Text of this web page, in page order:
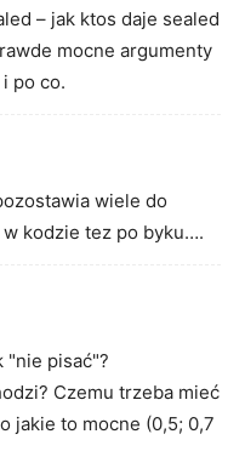
– jak ktos daje sealed
mocne argumenty
po co.
wiele do
kodzie tez po byku….
"nie pisać"?
Czemu trzeba mieć
jakie to mocne (0,5; 0,7